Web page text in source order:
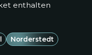
enthalten
Norderstedt